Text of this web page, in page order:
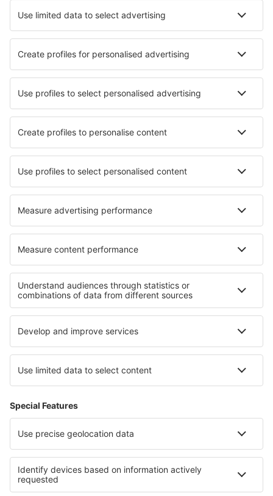
Hoteluri în Vars Hoteluri în Vichy
Hoteluri în Mandelieu La Napoule Hoteluri în Morillon
Cele mai bune hoteluri - orașe
Hoteluri în Codrongianos Hoteluri în Skouloúfia
Hoteluri Clermont Hoteluri în Troncones
Hoteluri în Bolivar Hoteluri în Cayón
Cele mai bune hoteluri - regiuni
Hoteluri în Valea Loirei Hoteluri in Alpii Francezi
Hoteluri în Provence-Alpes-Cote d'Azur Hoteluri în Corsica
Hoteluri în Arc Hoteluri in Carinthia
Hoteluri in Parcul Național Namaqua Hoteluri in Campania